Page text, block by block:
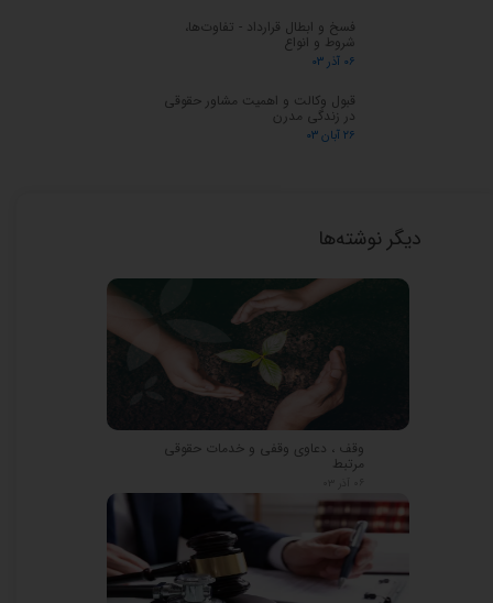
فسخ و ابطال قرارداد - تفاوت‌ها،
شروط و انواع
۰۶ آذر ۰۳
قبول وکالت و اهمیت مشاور حقوقی
در زندگی مدرن
۲۶ آبان ۰۳
دیگر نوشته‌ها
وقف ، دعاوی وقفی و خدمات حقوقی
مرتبط